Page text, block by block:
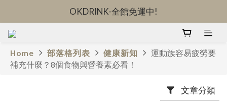
OKDRINK-全館免運中!
OKDRINK-全館免運中!
立即加入日日秘密社群-領取限定優惠
OKDRINK-全館免運中!
Home 部落格列表 健康新知
運動族容易疲勞要
補充什麼？8個食物與營養素必看！
文章分類